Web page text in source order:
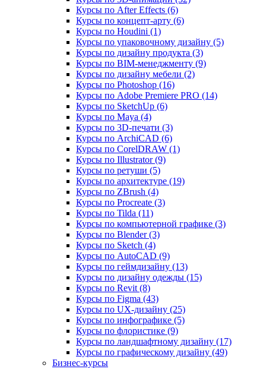
Курсы по After Effects (6)
Курсы по концепт‑арту (6)
Курсы по Houdini (1)
Курсы по упаковочному дизайну (5)
Курсы по дизайну продукта (3)
Курсы по BIM‑менеджменту (9)
Курсы по дизайну мебели (2)
Курсы по Photoshop (16)
Курсы по Adobe Premiere PRO (14)
Курсы по SketchUp (6)
Курсы по Maya (4)
Курсы по 3D-печати (3)
Курсы по ArchiCAD (6)
Курсы по CorelDRAW (1)
Курсы по Illustrator (9)
Курсы по ретуши (5)
Курсы по архитектуре (19)
Курсы по ZBrush (4)
Курсы по Procreate (3)
Курсы по Tilda (11)
Курсы по компьютерной графике (3)
Курсы по Blender (3)
Курсы по Sketch (4)
Курсы по AutoCAD (9)
Курсы по геймдизайну (13)
Курсы по дизайну одежды (15)
Курсы по Revit (8)
Курсы по Figma (43)
Курсы по UX‑дизайну (25)
Курсы по инфографике (5)
Курсы по флористике (9)
Курсы по ландшафтному дизайну (17)
Курсы по графическому дизайну (49)
Бизнес-курсы